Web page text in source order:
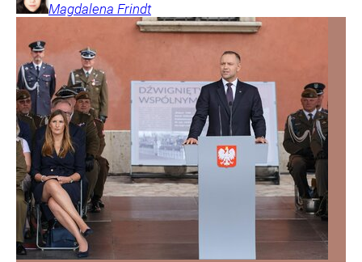
Magdalena Frindt